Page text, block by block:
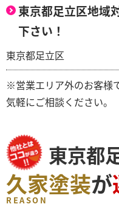
東京都足立区地域
下さい！
東京都足立区
※営業エリア外のお客様
気軽にご相談ください。
東京都
久家塗装が
REASON